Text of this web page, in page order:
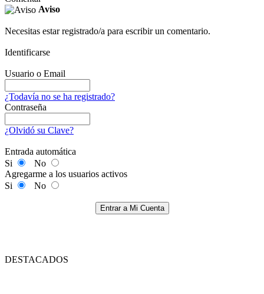
Aviso
Necesitas estar registrado/a para escribir un comentario.
Identificarse
Usuario o Email
¿Todavía no se ha registrado?
Contraseña
¿Olvidó su Clave?
Entrada automática
Si
No
Agregarme a los usuarios activos
Si
No
Entrar a Mi Cuenta
DESTACADOS